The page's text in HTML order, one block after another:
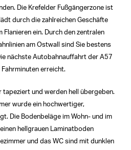
Die Krefelder Fußgängerzone ist
durch die zahlreichen Geschäfte
Flanieren ein. Durch den zentralen
am Ostwall sind Sie bestens
nächste Autobahnauffahrt der A57
erreicht.
tapeziert und werden hell übergeben.
wurde ein hochwertiger,
Die Bodenbeläge im Wohn- und im
hellgrauen Laminatboden
und das WC sind mit dunklen